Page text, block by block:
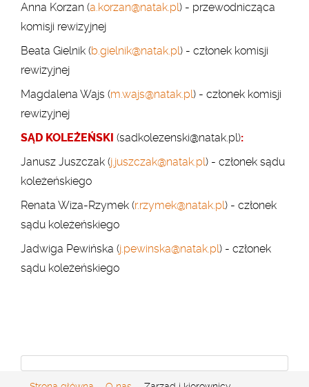
Anna Korzan (a.korzan@natak.pl) - przewodnicząca
komisji rewizyjnej
Beata Gielnik (b.gielnik@natak.pl) - członek komisji
rewizyjnej
Magdalena Wajs (m.wajs@natak.pl) - członek komisji
rewizyjnej
SĄD KOLEŻEŃSKI (sadkolezenski@natak.pl):
Janusz Juszczak (j.juszczak@natak.pl) - członek sądu
koleżeńskiego
Renata Wiza-Rzymek (r.rzymek@natak.pl) - członek
sądu koleżeńskiego
Jadwiga Pewińska (j.pewinska@natak.pl) - członek
sądu koleżeńskiego